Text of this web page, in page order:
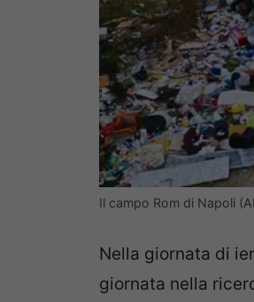
Il campo Rom di Napoli
Nella giornata di
giornata nella